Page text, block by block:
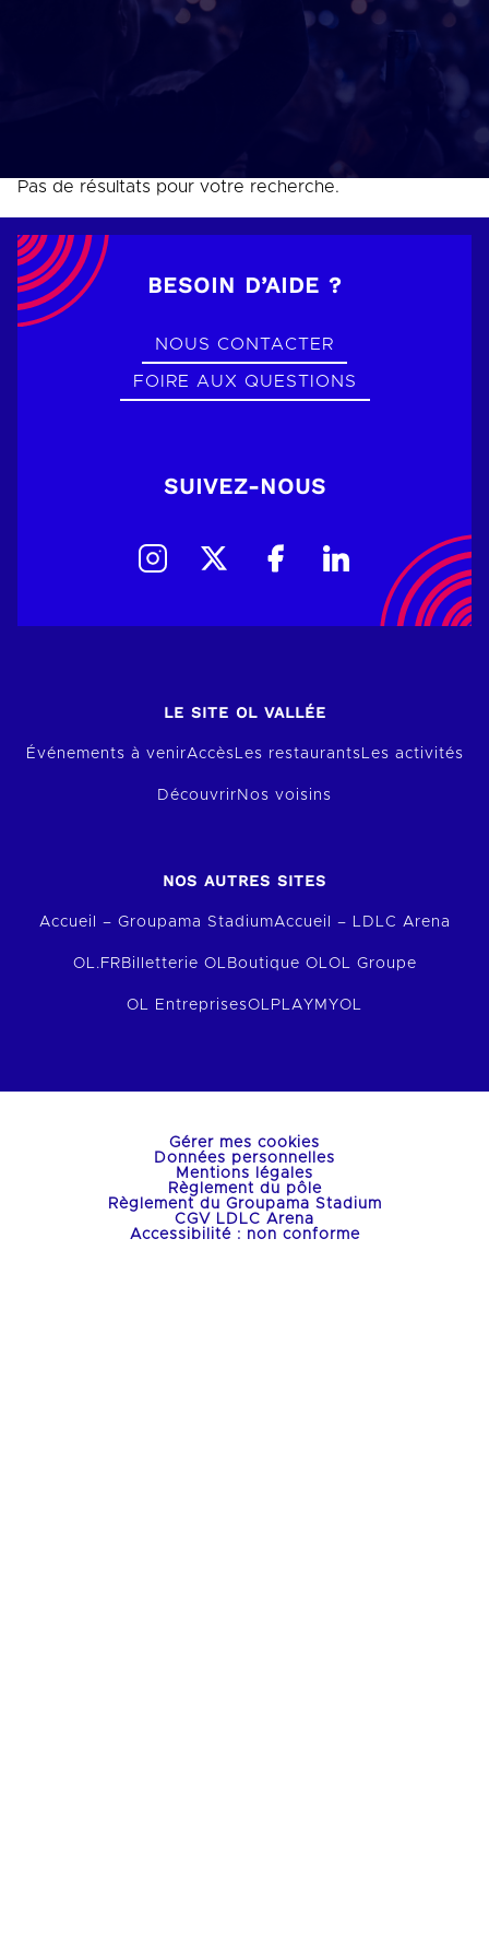
Pas de résultats pour votre recherche.
BESOIN D’AIDE ?
NOUS CONTACTER
FOIRE AUX QUESTIONS
SUIVEZ-NOUS
LE SITE OL VALLÉE
Événements à venirAccèsLes restaurantsLes activités
Découvrir Nos voisins
NOS AUTRES SITES
Accueil – Groupama StadiumAccueil – LDLC Arena
OL.FR Billetterie OL Boutique OLOL Groupe
OL EntreprisesOLPLAY MYOL
Gérer mes cookies
Données personnelles
Mentions légales
Règlement du pôle
Règlement du Groupama Stadium
CGV LDLC Arena
Accessibilité : non conforme